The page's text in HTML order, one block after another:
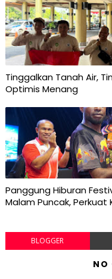
Tinggalkan Tanah Air,
Optimis Menang
Panggung Hiburan
Malam Puncak,
BLOGGER
NO